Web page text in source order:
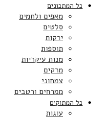
כל המתכונים
מאפים ולחמים
סלטים
ירקות
תוספות
מנות עיקריות
מרקים
צמחוני
ממרחים ורטבים
כל המתוקים
עוגות